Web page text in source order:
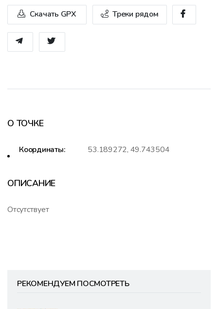
Скачать GPX Треки рядом
О ТОЧКЕ
Координаты: 53.189272, 49.743504
ОПИСАНИЕ
Отсутствует
РЕКОМЕНДУЕМ ПОСМОТРЕТЬ